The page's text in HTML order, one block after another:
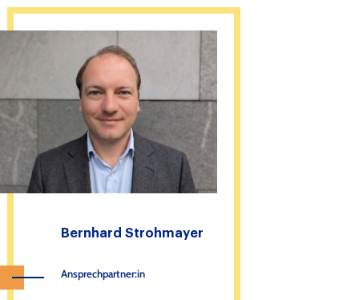
Bernhard Strohmayer
Ansprechpartner:in